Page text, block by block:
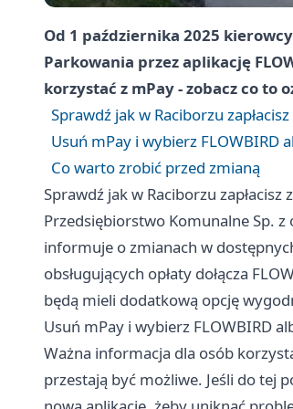
Od 1 października 2025
Parkowania przez aplikację
korzystać z mPay - zobacz co to
Sprawdź jak w Raciborzu
Usuń mPay i wybierz FLOWBIRD
Co warto zrobić przed zmianą
Sprawdź jak w Raciborzu zapłacisz
Przedsiębiorstwo Komunalne Sp.
informuje o zmianach w
obsługujących opłaty dołącza
będą mieli dodatkową opcję
Usuń mPay i wybierz FLOWBIRD
Ważna informacja dla osób
przestają być możliwe. Jeśli do tej